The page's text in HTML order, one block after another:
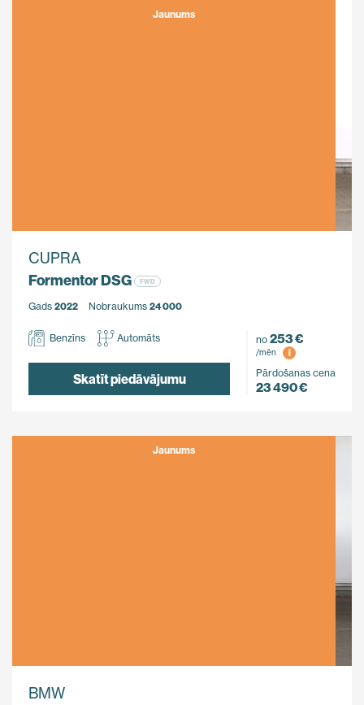
Jaunums
CUPRA
Formentor DSG
FWD
Gads 2022 Nobraukums 24 000
Benzīns Automāts
Skatīt piedāvājumu
no 253 €
/mēn
i
Pārdošanas cena
23 490 €
Jaunums
BMW